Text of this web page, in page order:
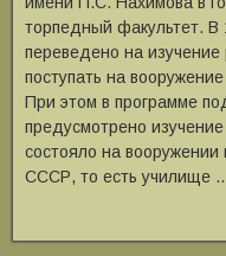
торпедный факультет.
переведено на изучение
поступать на
При этом в программе
предусмотрено
состояло на
СССР, то есть училище